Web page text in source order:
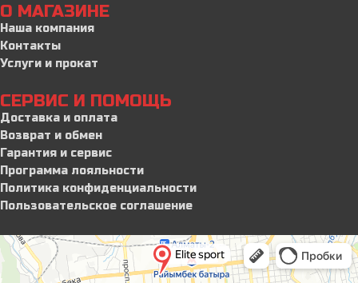
О МАГАЗИНЕ
Наша компания
Контакты
Услуги и прокат
СЕРВИС И ПОМОЩЬ
Доставка и оплата
Возврат и обмен
Гарантия и сервис
Программа лояльности
Политика конфиденциальности
Пользовательское соглашение